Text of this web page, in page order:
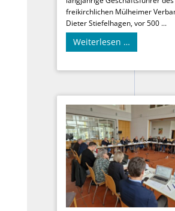
freikirchlichen Mülheimer
Dieter Stiefelhagen, vor 500 ...
Weiterlesen …